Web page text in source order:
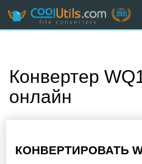
Конвертер
онлайн
КОНВЕРТИРОВАТЬ